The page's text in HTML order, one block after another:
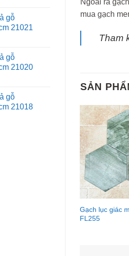
gỗ
21021
gỗ
21020
gỗ
21018
Ngoài ra
mua gạch
Tham
SẢN
Gạch lục giác
FL255